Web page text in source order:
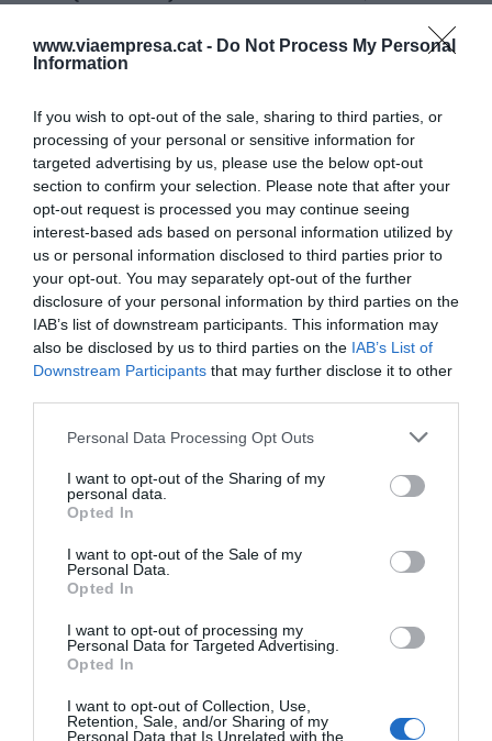
www.viaempresa.cat - Do Not Process My Personal
Information
If you wish to opt-out of the sale, sharing to third parties, or
processing of your personal or sensitive information for
targeted advertising by us, please use the below opt-out
section to confirm your selection. Please note that after your
opt-out request is processed you may continue seeing
interest-based ads based on personal information utilized by
us or personal information disclosed to third parties prior to
your opt-out. You may separately opt-out of the further
disclosure of your personal information by third parties on the
IAB’s list of downstream participants. This information may
also be disclosed by us to third parties on the IAB’s List of
Downstream Participants that may further disclose it to other
Personal Data Processing Opt Outs
I want to opt-out of the Sharing of my
personal data.
Opted In
I want to opt-out of the Sale of my
Personal Data.
Opted In
I want to opt-out of processing my
Personal Data for Targeted Advertising.
Opted In
I want to opt-out of Collection, Use,
Retention, Sale, and/or Sharing of my
Personal Data that Is Unrelated with the
han valorado conjuntamente los tres campus de
la escuela: el de Barcelona, el de Sant Cugat y el
tiene los tres campus en Catalunya: dos
en Barcelona y uno en Collbató.
Catalunya, por lo tanto, logra un año más una
posición destacada y comparte podio
internacional con Francia, Qatar, Estados Unidos,
Alemania, Suiza y Singapur, los países donde se
ubican las escuelas de negocio de las primeras
posiciones del ranking: HEC Pares (primera),
Insead (tercera) y London Business School
Esade, IESE y EADA han pasado con buena
calificación el examen del
en el ranking que habitualmente
publica
en junio. Si se repitieran los mismos resultados del
2022, de hecho, solo Esade conseguiría brillar en
ambos rankings.
AñadirVIA Empresacomo fuente preferida